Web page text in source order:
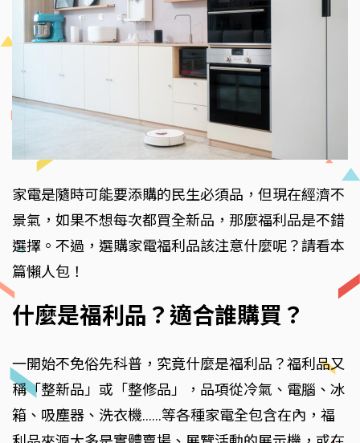
家電是隨時可能要添購的民生必須品，但現在經濟不
景氣，如果不想每次都買全新品，那麼福利品是不錯
選擇。不過，選購家電福利品該注意什麼呢？請看本
篇懶人包！
什麼是福利品？適合誰購買？
一開始不免俗先科普，究竟什麼是福利品？福利品又
稱「整新品」或「整修品」，品項從冷氣、電腦、冰
箱、吸塵器、洗衣機……等各種家電全包含在內，福